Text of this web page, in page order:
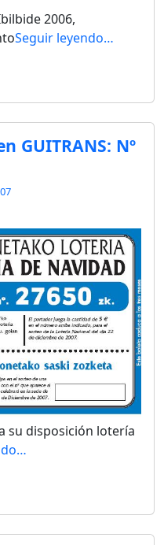
2006,
Seguir leyendo…
GUITRANS: Nº
su disposición lotería